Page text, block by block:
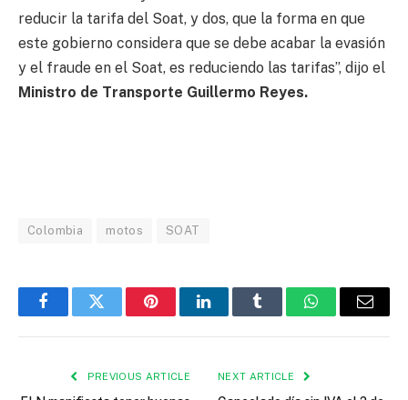
reducir la tarifa del Soat, y dos, que la forma en que
este gobierno considera que se debe acabar la evasión
y el fraude en el Soat, es reduciendo las tarifas”, dijo el
Ministro de Transporte Guillermo Reyes.
Colombia motos SOAT
FacebookTwitter PinterestLinkedInTumblr WhatsAppEmail
PREVIOUS ARTICLE NEXT ARTICLE